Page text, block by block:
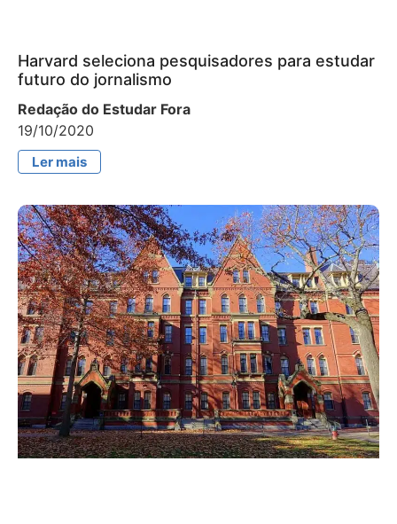
Harvard seleciona pesquisadores para estudar
futuro do jornalismo
Redação do Estudar Fora
19/10/2020
Ler mais